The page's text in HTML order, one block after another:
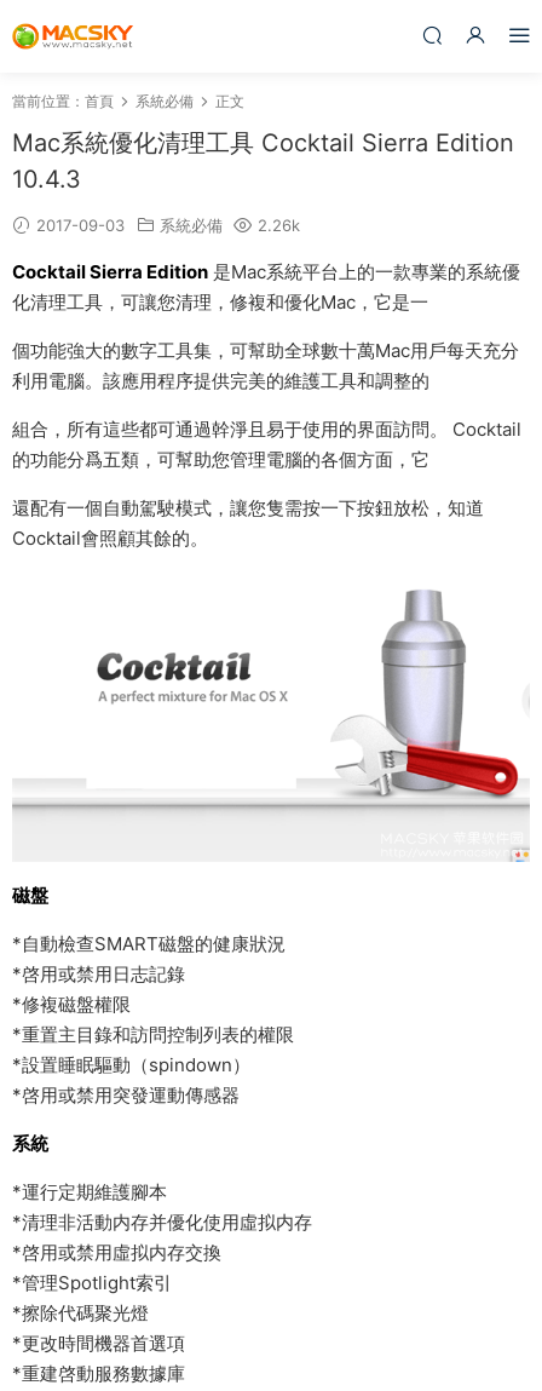
當前位置： 首頁 系統必備 正文
Mac系統優化清理工具 Cocktail Sierra Edition
10.4.3
2017-09-03 系統必備 2.26k
Cocktail Sierra Edition 是Mac系統平台上的一款專業的系統優
化清理工具，可讓您清理，修複和優化Mac，它是一
個功能強大的數字工具集，可幫助全球數十萬Mac用戶每天充分
利用電腦。該應用程序提供完美的維護工具和調整的
組合，所有這些都可通過幹淨且易于使用的界面訪問。 Cocktail
的功能分爲五類，可幫助您管理電腦的各個方面，它
還配有一個自動駕駛模式，讓您隻需按一下按鈕放松，知道
Cocktail會照顧其餘的。
磁盤
*自動檢查SMART磁盤的健康狀況
*啓用或禁用日志記錄
*修複磁盤權限
*重置主目錄和訪問控制列表的權限
*設置睡眠驅動（spindown）
*啓用或禁用突發運動傳感器
系統
*運行定期維護腳本
*清理非活動内存并優化使用虛拟内存
*啓用或禁用虛拟内存交換
*管理Spotlight索引
*擦除代碼聚光燈
*更改時間機器首選項
*重建啓動服務數據庫